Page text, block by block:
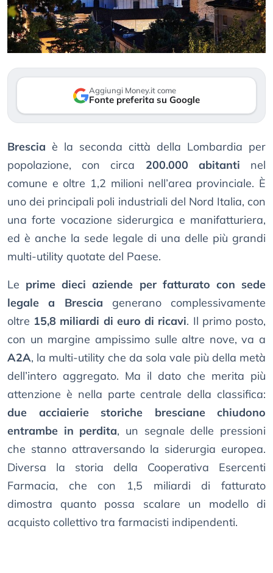
Aggiungi Money.it come
Fonte preferita su Google
Brescia è la seconda città della Lombardia per
popolazione, con circa 200.000 abitanti nel
comune e oltre 1,2 milioni nell’area provinciale. È
uno dei principali poli industriali del Nord Italia, con
una forte vocazione siderurgica e manifatturiera,
ed è anche la sede legale di una delle più grandi
multi-utility quotate del Paese.
Le prime dieci aziende per fatturato con sede
legale a Brescia generano complessivamente
oltre 15,8 miliardi di euro di ricavi. Il primo posto,
con un margine ampissimo sulle altre nove, va a
A2A, la multi-utility che da sola vale più della metà
dell’intero aggregato. Ma il dato che merita più
attenzione è nella parte centrale della classifica:
due acciaierie storiche bresciane chiudono
entrambe in perdita, un segnale delle pressioni
che stanno attraversando la siderurgia europea.
Diversa la storia della Cooperativa Esercenti
Farmacia, che con 1,5 miliardi di fatturato
dimostra quanto possa scalare un modello di
acquisto collettivo tra farmacisti indipendenti.